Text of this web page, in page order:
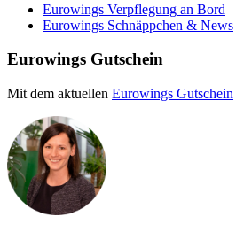
Eurowings Verpflegung an Bord
Eurowings Schnäppchen & News
Eurowings Gutschein
Mit dem aktuellen Eurowings Gutschein